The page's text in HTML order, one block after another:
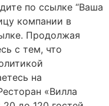
по ссылке “Ваша
компании в
Продолжая
с тем, что
на
«Вилла